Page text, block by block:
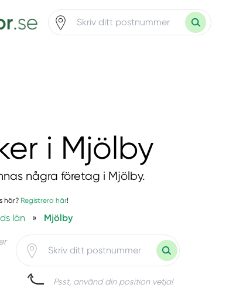
i Mjölby
några företag i Mjölby.
här? Registrera här!
län » Mjölby
Psst, använd din position vetja!